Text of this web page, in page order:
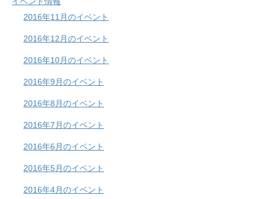
2016年11月のイベント
2016年12月のイベント
2016年10月のイベント
2016年9月のイベント
2016年8月のイベント
2016年7月のイベント
2016年6月のイベント
2016年5月のイベント
2016年4月のイベント